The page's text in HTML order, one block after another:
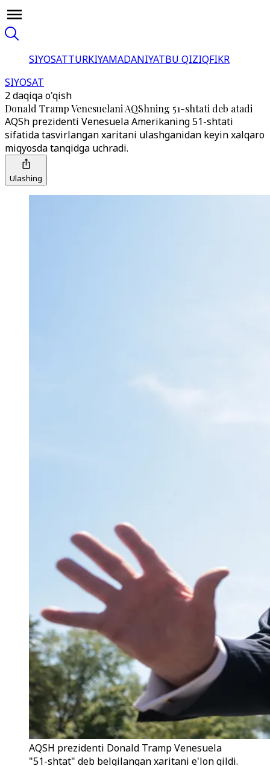
SIYOSATTURKIYAMADANIYATBU QIZIQFIKR
SIYOSAT
2 daqiqa o'qish
Donald Tramp Venesuelani AQShning 51-shtati deb atadi
AQSh prezidenti Venesuela Amerikaning 51-shtati
sifatida tasvirlangan xaritani ulashganidan keyin xalqaro
miqyosda tanqidga uchradi.
Ulashing
AQSH prezidenti Donald Tramp Venesuela
"51-shtat" deb belgilangan xaritani e'lon qildi.